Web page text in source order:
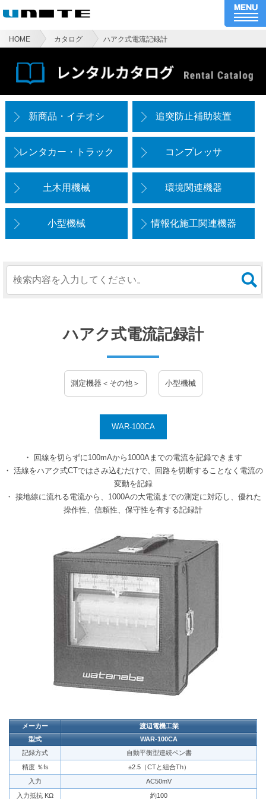
HOME カタログ ハアク式電流記録計
新商品・イチオシ 追突防止補助装置
レンタカー・トラック コンプレッサ
土木用機械 環境関連機器
小型機械 情報化施工関連機器
ハアク式電流記録計
測定機器＜その他＞ 小型機械
WAR-100CA
・ 回線を切らずに100mAから1000Aまでの電流を記録できます
・ 活線をハアク式CTではさみ込むだけで、回路を切断することなく電流の
変動を記録
・ 接地線に流れる電流から、1000Aの大電流までの測定に対応し、優れた
操作性、信頼性、保守性を有する記録計
メーカー
渡辺電機工業
型式
WAR-100CA
記録方式
自動平衡型連続ペン書
精度 ％fs
±2.5（CTと組合Th）
入力
AC50mV
入力抵抗 KΩ
約100